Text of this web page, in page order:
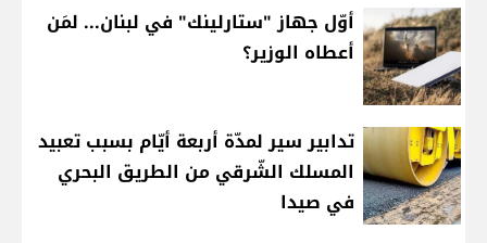
أوّل جهاز "ستارلينك" في لبنان... لمَن
أعطاه الوزير؟
تدابير سير لمدّة أربعة أيّام بسبب تعبيد
المسلك الشّرقي من الطريق البحري
في صيدا